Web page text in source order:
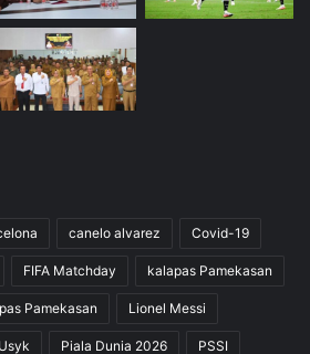
canelo alvarez Covid-19
FIFA Matchday kalapas Pamekasan
Pamekasan Lionel Messi
Piala Dunia 2026 PSSI